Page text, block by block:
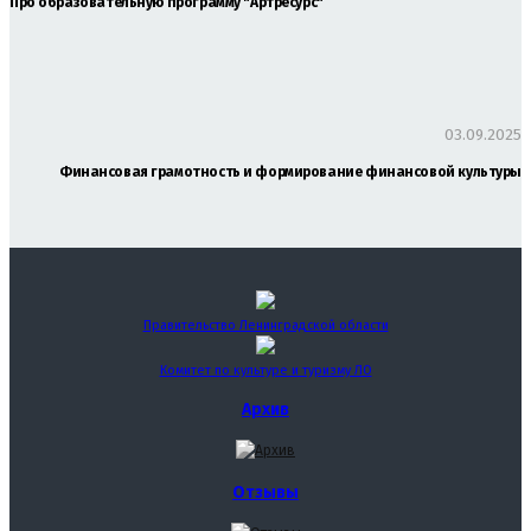
03.09.2025
Финансовая грамотность и формирование финансовой культуры
Правительство Ленинградской области
Комитет по культуре и туризму ЛО
Архив
Отзывы